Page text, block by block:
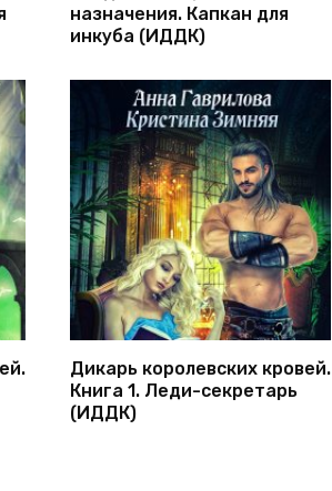
назначения. Капкан для
инкуба (ИДДК)
Дикарь королевских кровей.
Книга 1. Леди-секретарь
(ИДДК)